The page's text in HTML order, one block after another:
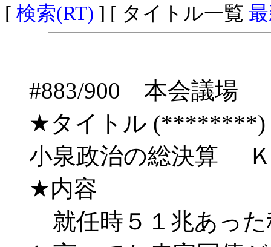
[ 検索(RT) ] [ タイトル一覧
#883/900 本会議場
★タイトル (********)
小泉政治の総決算
★内容
就任時５１兆あった